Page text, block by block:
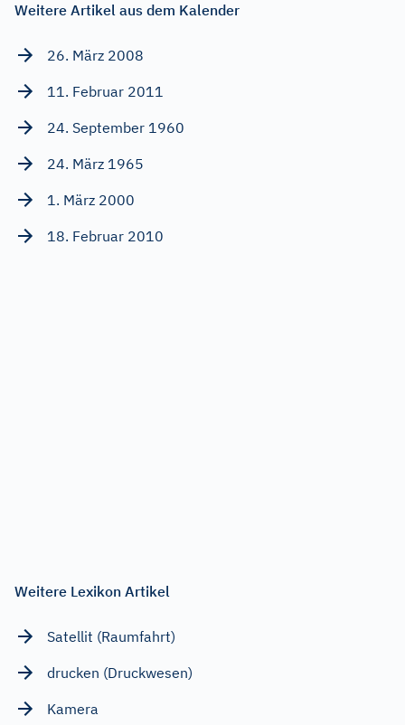
Weitere Artikel aus dem Kalender
26. März 2008
11. Februar 2011
24. September 1960
24. März 1965
1. März 2000
18. Februar 2010
Weitere Lexikon Artikel
Satellit (Raumfahrt)
drucken (Druckwesen)
Kamera